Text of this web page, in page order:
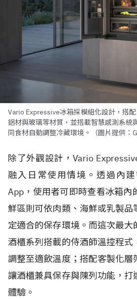
Vario Expressive冰箱採模組化設計，搭
鋁材與玻璃等材質，並搭載智慧感測系統
同食材自動調整冷藏環境。（圖片提供：
除了外觀設計，Vario
融入日常使用情境。透過內
App，使用者可即時查看冰箱內
鮮區則可依肉類、海鮮或乳製品
定適合的保存環境。而這次最
酒櫃系列搭載的侍酒師溫控程式
調整至適飲溫度；搭配客製化層
讓酒櫃兼具保存與陳列功能，
體驗。